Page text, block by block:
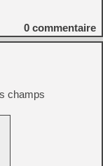
0 commentaire
champs